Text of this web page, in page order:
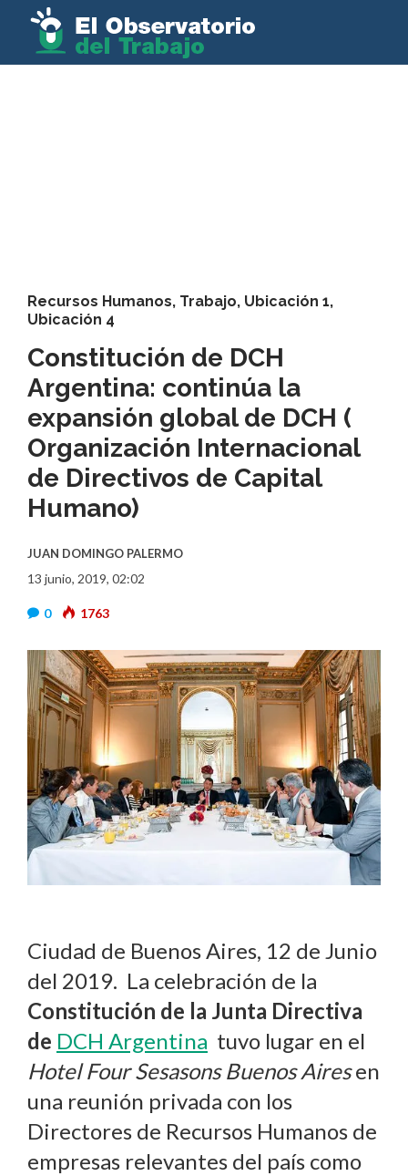
Recursos Humanos, Trabajo, Ubicación 1,
Ubicación 4
Constitución de DCH
Argentina: continúa la
expansión global de DCH (
Organización Internacional
de Directivos de Capital
Humano)
JUAN DOMINGO PALERMO
13 junio, 2019, 02:02
0 1763
Ciudad de Buenos Aires, 12 de Junio
del 2019. La celebración de la
Constitución de la Junta Directiva
de DCH Argentina tuvo lugar en el
Hotel Four Sesasons Buenos Airesen
una reunión privada con los
Directores de Recursos Humanos de
empresas relevantes del país como